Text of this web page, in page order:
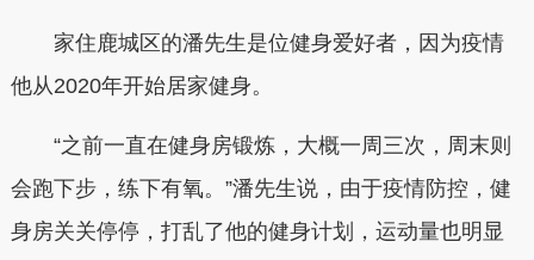
家住鹿城区的潘先生是位健身爱好者，因为疫情
他从2020年开始居家健身。
“之前一直在健身房锻炼，大概一周三次，周末则
会跑下步，练下有氧。”潘先生说，由于疫情防控，健
身房关关停停，打乱了他的健身计划，运动量也明显